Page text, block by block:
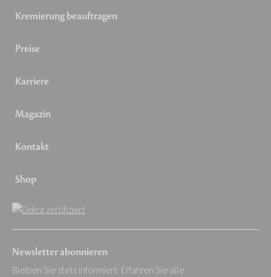
Kremierung beauftragen
Preise
Karriere
Magazin
Kontakt
Shop
Newsletter abonnieren
Bleiben Sie stets informiert. Erfahren Sie alle